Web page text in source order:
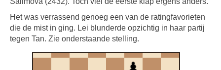
Het was verrassend genoeg een van de ratingfavorieten
die de mist in ging. Lei blunderde opzichtig in haar partij
tegen Tan. Zie onderstaande stelling.